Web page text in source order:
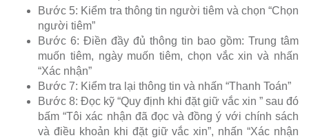
Bước 5: Kiểm tra thông tin người tiêm và chọn “Chọn
người tiêm”
Bước 6: Điền đầy đủ thông tin bao gồm: Trung tâm
muốn tiêm, ngày muốn tiêm, chọn vắc xin và nhấn
“Xác nhận”
Bước 7: Kiểm tra lại thông tin và nhấn “Thanh Toán”
Bước 8: Đọc kỹ “Quy định khi đặt giữ vắc xin ” sau đó
bấm “Tôi xác nhận đã đọc và đồng ý với chính sách
và điều khoản khi đặt giữ vắc xin”, nhấn “Xác nhận